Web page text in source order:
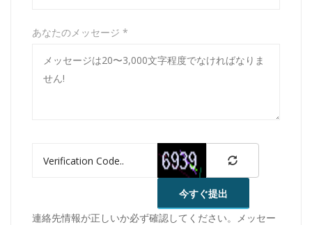
あなたのメッセージ *
今すぐ提出
連絡先情報が正しいか必ず確認してください。メッセー